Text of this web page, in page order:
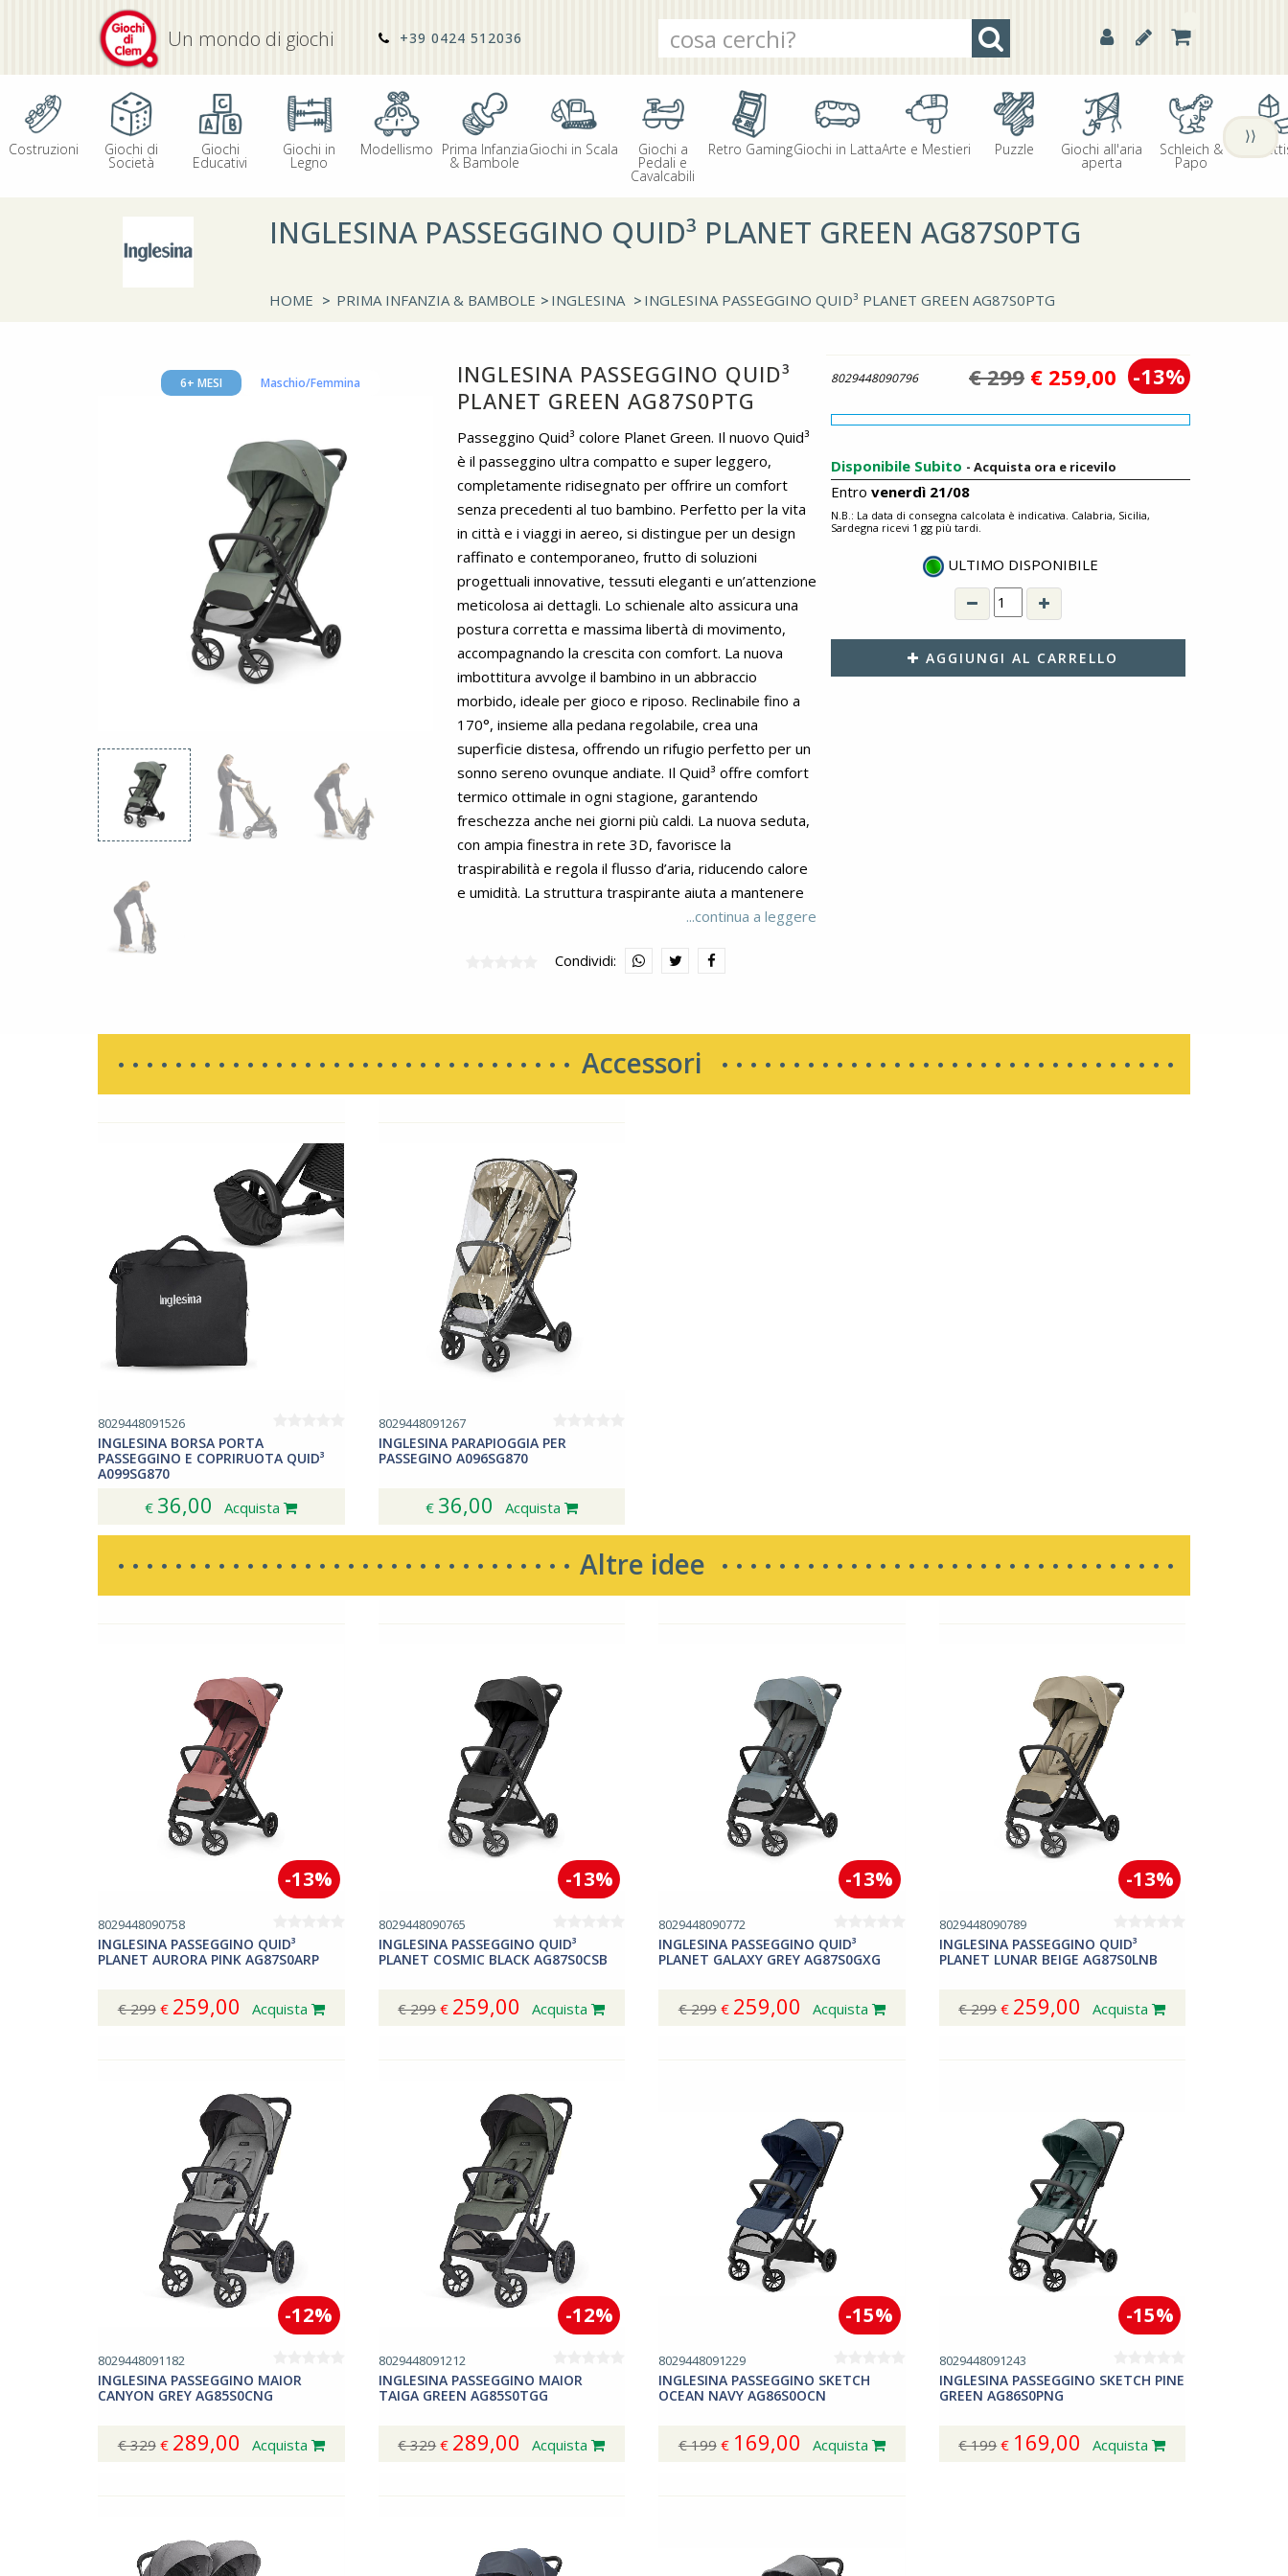
Un mondo di giochi +39 0424 512036
Costruzioni Giochi di
Società
Giochi
Educativi
Giochi in
Legno
Modellismo Prima Infanzia
& Bambole
Giochi in Scala Giochi a
Pedali e
Cavalcabili
Retro GamingGiochi in LattaArte e Mestieri Puzzle Giochi all'aria
aperta
Schleich &
Papo
⟩⟩
INGLESINA PASSEGGINO QUID³ PLANET GREEN AG87S0PTG
HOME > PRIMA INFANZIA & BAMBOLE > INGLESINA > INGLESINA PASSEGGINO QUID³ PLANET GREEN AG87S0PTG
6+ MESI Maschio/Femmina
INGLESINA PASSEGGINO QUID³
PLANET GREEN AG87S0PTG
Passeggino Quid³ colore Planet Green. Il nuovo Quid³
è il passeggino ultra compatto e super leggero,
completamente ridisegnato per offrire un comfort
senza precedenti al tuo bambino. Perfetto per la vita
in città e i viaggi in aereo, si distingue per un design
raffinato e contemporaneo, frutto di soluzioni
progettuali innovative, tessuti eleganti e un’attenzione
meticolosa ai dettagli. Lo schienale alto assicura una
postura corretta e massima libertà di movimento,
accompagnando la crescita con comfort. La nuova
imbottitura avvolge il bambino in un abbraccio
morbido, ideale per gioco e riposo. Reclinabile fino a
170°, insieme alla pedana regolabile, crea una
superficie distesa, offrendo un rifugio perfetto per un
sonno sereno ovunque andiate. Il Quid³ offre comfort
termico ottimale in ogni stagione, garantendo
freschezza anche nei giorni più caldi. La nuova seduta,
con ampia finestra in rete 3D, favorisce la
traspirabilità e regola il flusso d’aria, riducendo calore
e umidità. La struttura traspirante aiuta a mantenere
la temperatura corporea ideale, prevenendo la
caldi. Il Quid³ assicura manovrabilità ottimale in città,
garantiscono una guida fluida su qualsiasi terreno. Con
soli 6,4 kg e una chiusura ultra compatta, è facile da
tracolla integrata facilita il trasporto, mentre le
sospensioni garantiscono una guida fluida su ogni
terreno. Il cestino più ampio offre spazio extra per gli
accessori. Compatto e leggero, entra nel bagagliaio di
una city car o nella cappelliera di un aereo. Le ruote
posteriori removibili riducono l’ingombro e
mantengono pulito, ideale per città e viaggi.
...continua a leggere
Condividi:
€ 299 € 259,00 -13%
8029448090796
Disponibile Subito - Acquista ora e ricevilo
Entro venerdì 21/08
N.B.: La data di consegna calcolata è indicativa. Calabria, Sicilia,
Sardegna ricevi 1 gg più tardi.
ULTIMO DISPONIBILE
AGGIUNGI AL CARRELLO
Accessori
8029448091526
INGLESINA BORSA PORTA
PASSEGGINO E COPRIRUOTA QUID³
A099SG870
€ 36,00 Acquista
8029448091267
INGLESINA PARAPIOGGIA PER
PASSEGINO A096SG870
€ 36,00 Acquista
Altre idee
8029448090758
INGLESINA PASSEGGINO QUID³
PLANET AURORA PINK AG87S0ARP
€ 299€ 259,00
-13%
Acquista
8029448090765
INGLESINA PASSEGGINO QUID³
PLANET COSMIC BLACK AG87S0CSB
€ 299€ 259,00
-13%
Acquista
8029448090772
INGLESINA PASSEGGINO QUID³
PLANET GALAXY GREY AG87S0GXG
€ 299€ 259,00
-13%
Acquista
8029448090789
INGLESINA PASSEGGINO QUID³
PLANET LUNAR BEIGE AG87S0LNB
€ 299€ 259,00
-13%
Acquista
8029448091182
INGLESINA PASSEGGINO MAIOR
CANYON GREY AG85S0CNG
€ 329€ 289,00
-12%
Acquista
8029448091212
INGLESINA PASSEGGINO MAIOR
TAIGA GREEN AG85S0TGG
€ 329€ 289,00
-12%
Acquista
8029448091229
INGLESINA PASSEGGINO SKETCH
OCEAN NAVY AG86S0OCN
€ 199€ 169,00
-15%
Acquista
8029448091243
INGLESINA PASSEGGINO SKETCH PINE
GREEN AG86S0PNG
€ 199€ 169,00
-15%
Acquista